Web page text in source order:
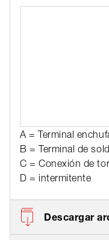
A = Terminal
B = Terminal de
C = Conexión de
D = intermitente
Descargar